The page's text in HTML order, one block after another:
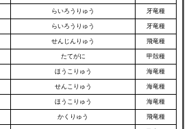
らいろうりゅう 牙竜種
らいろうりゅう 牙竜種
せんじんりゅう 飛竜種
たてがに 甲殻種
ほうこりゅう 海竜種
せんこりゅう 海竜種
ほうこりゅう 海竜種
かくりゅう 飛竜種